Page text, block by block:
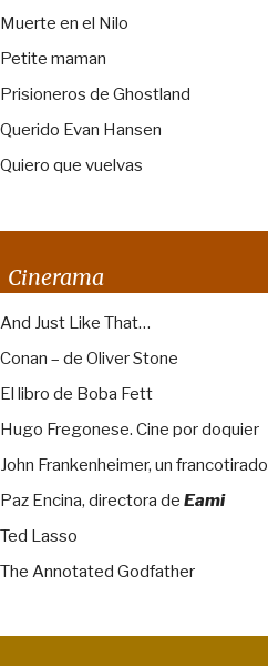
Muerte en el Nilo
Petite maman
Prisioneros de Ghostland
Querido Evan Hansen
Quiero que vuelvas
Cinerama
And Just Like That…
Conan – de Oliver Stone
El libro de Boba Fett
Hugo Fregonese. Cine por doquier
John Frankenheimer, un
Paz Encina, directora de Eami
Ted Lasso
The Annotated Godfather